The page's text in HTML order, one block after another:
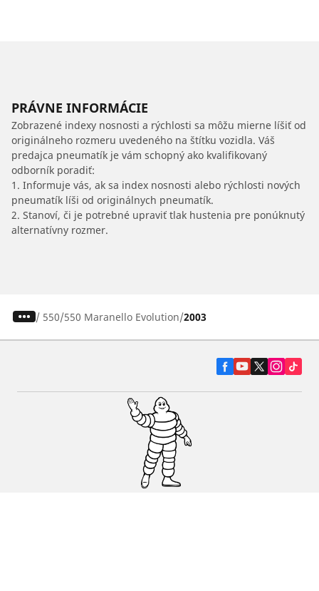
PRÁVNE INFORMÁCIE
Zobrazené indexy nosnosti a rýchlosti sa môžu mierne líšiť od
originálneho rozmeru uvedeného na štítku vozidla. Váš
predajca pneumatík je vám schopný ako kvalifikovaný
odborník poradiť:
1. Informuje vás, ak sa index nosnosti alebo rýchlosti nových
pneumatík líši od originálnych pneumatík.
2. Stanoví, či je potrebné upraviť tlak hustenia pre ponúknutý
alternatívny rozmer.
/ 550 550 Maranello Evolution 2003